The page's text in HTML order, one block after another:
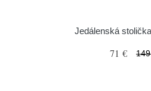
Jedálenská
71 €